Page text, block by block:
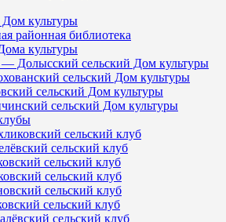
культуры
районная библиотека
культуры
— Долысский сельский Дом культуры
сельский Дом культуры
сельский Дом культуры
сельский Дом культуры
сельский клуб
сельский клуб
сельский клуб
сельский клуб
сельский клуб
сельский клуб
сельский клуб